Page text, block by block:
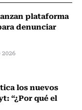
plataforma
denunciar
los nuevos
“¿Por qué el